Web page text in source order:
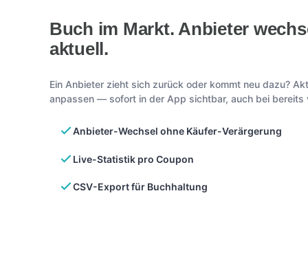
Buch im Markt. Anbieter
aktuell.
Ein Anbieter zieht sich zurück oder kommt neu dazu?
anpassen — sofort in der App sichtbar, auch bei bereits
Anbieter-Wechsel ohne Käufer-Verärgerung
Live-Statistik pro Coupon
CSV-Export für Buchhaltung